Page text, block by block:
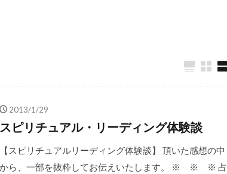
2013/1/29
スピリチュアル・リーディング体験談
【スピリチュアルリーディング体験談】 頂いた感想の中
から、一部を抜粋してお伝えいたします。 ※ ※ ※ 占